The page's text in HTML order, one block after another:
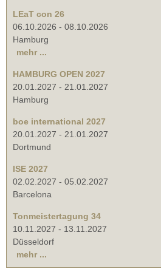
LEaT con 26
06.10.2026 - 08.10.2026
Hamburg
mehr ...
HAMBURG OPEN 2027
20.01.2027 - 21.01.2027
Hamburg
boe international 2027
20.01.2027 - 21.01.2027
Dortmund
ISE 2027
02.02.2027 - 05.02.2027
Barcelona
Tonmeistertagung 34
10.11.2027 - 13.11.2027
Düsseldorf
mehr ...